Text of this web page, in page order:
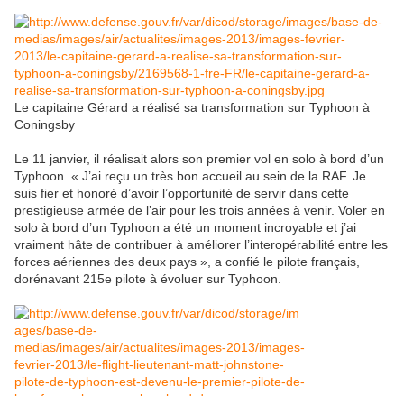
Le capitaine Gérard a réalisé sa transformation sur Typhoon à
Coningsby
Le 11 janvier, il réalisait alors son premier vol en solo à bord d’un
Typhoon. « J’ai reçu un très bon accueil au sein de la RAF. Je
suis fier et honoré d’avoir l’opportunité de servir dans cette
prestigieuse armée de l’air pour les trois années à venir. Voler en
solo à bord d’un Typhoon a été un moment incroyable et j’ai
vraiment hâte de contribuer à améliorer l’interopérabilité entre les
forces aériennes des deux pays », a confié le pilote français,
dorénavant 215e pilote à évoluer sur Typhoon.